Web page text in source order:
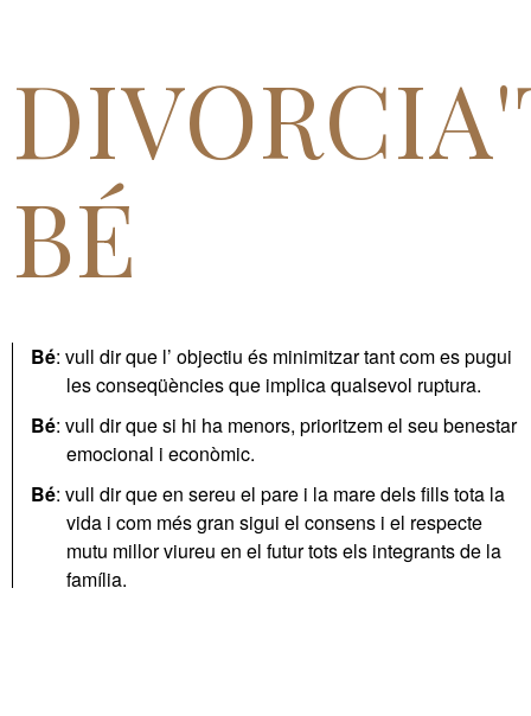
BÉ
Bé: vull dir que l’ objectiu és minimitzar tant com es pugui
les conseqüències que implica qualsevol ruptura.
Bé: vull dir que si hi ha menors, prioritzem el seu benestar
emocional i econòmic.
Bé: vull dir que en sereu el pare i la mare dels fills tota la
vida i com més gran sigui el consens i el respecte
mutu millor viureu en el futur tots els integrants de la
família.